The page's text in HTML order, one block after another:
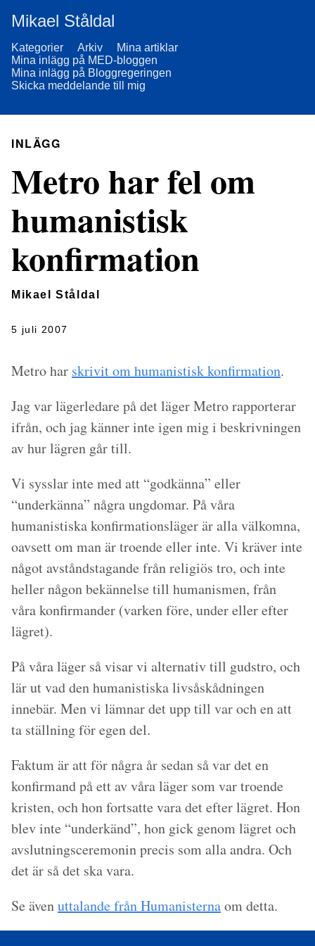
Mikael Ståldal
Kategorier Arkiv
Mina artiklar
Mina inlägg på MED-bloggen
Mina inlägg på Bloggregeringen
Skicka meddelande till mig
INLÄGG
Metro har fel om
humanistisk
konfirmation
Mikael Ståldal
5 juli 2007
Metro har skrivit om humanistisk konfirmation.
Jag var lägerledare på det läger Metro rapporterar
ifrån, och jag känner inte igen mig i beskrivningen
av hur lägren går till.
Vi sysslar inte med att “godkänna” eller
“underkänna” några ungdomar. På våra
humanistiska konfirmationsläger är alla välkomna,
oavsett om man är troende eller inte. Vi kräver inte
något avståndstagande från religiös tro, och inte
heller någon bekännelse till humanismen, från
våra konfirmander (varken före, under eller efter
lägret).
På våra läger så visar vi alternativ till gudstro, och
lär ut vad den humanistiska livsåskådningen
innebär. Men vi lämnar det upp till var och en att
ta ställning för egen del.
Faktum är att för några år sedan så var det en
konfirmand på ett av våra läger som var troende
kristen, och hon fortsatte vara det efter lägret. Hon
blev inte “underkänd”, hon gick genom lägret och
avslutningsceremonin precis som alla andra. Och
det är så det ska vara.
Se ävenuttalande från Humanisternaom detta.